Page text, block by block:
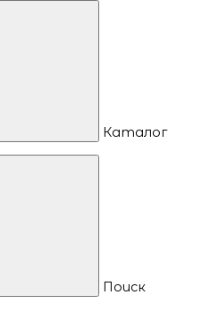
Каталог
Поиск